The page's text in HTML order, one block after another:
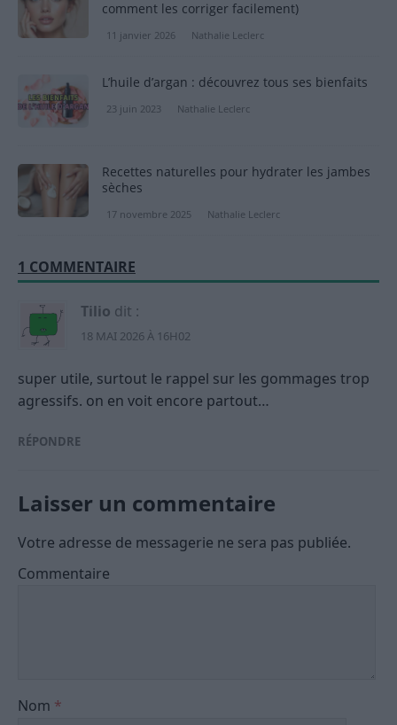
comment les corriger facilement)
11 janvier 2026 Nathalie Leclerc
L’huile d’argan : découvrez tous ses bienfaits
23 juin 2023 Nathalie Leclerc
Recettes naturelles pour hydrater les jambes
sèches
17 novembre 2025 Nathalie Leclerc
1 COMMENTAIRE
Tilio dit :
18 MAI 2026 À 16H02
super utile, surtout le rappel sur les gommages trop
agressifs. on en voit encore partout…
RÉPONDRE
Laisser un commentaire
Votre adresse de messagerie ne sera pas publiée.
Commentaire
Nom *